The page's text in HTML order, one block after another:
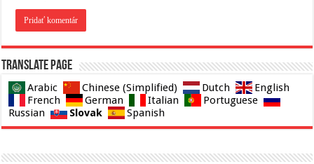
Translate page
Arabic Chinese (Simplified) Dutch
English
French
German Italian
Portuguese
Russian
Slovak Spanish